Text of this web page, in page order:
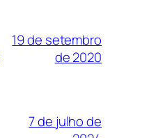
19 de setembro
de 2020
7 de julho de